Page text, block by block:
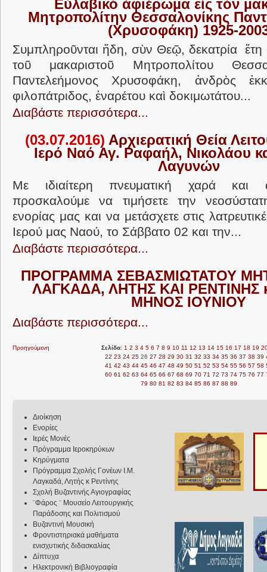
Εὐλαβικό ἀφιέρωµα εἰς τόν
Μητροπολίτην Θεσσαλονίκης
(Χρυσοφάκη) 1925-
Συμπληροῦνται ἤδη, σὺν Θεῷ, δεκατρία ἔτη
τοῦ μακαριστοῦ Μητροπολίτου
Παντελεήμονος Χρυσοφάκη, ἀνδρὸς
φιλοπάτριδος, ἐναρέτου καὶ δοκιμωτάτου...
Διαβάστε περισσότερα...
(03.07.2016) Αρχιερατική Θεία
Ιερό Ναό Αγ. Ραφαήλ, Νικολάου
Λαγυνών
Με ιδιαίτερη πνευματική χαρά και
προσκαλούμε να τιμήσετε την
ενορίας μας και να μετάσχετε στις
Ιερού μας Ναού, το Σάββατο 02 και την...
Διαβάστε περισσότερα...
ΠΡΟΓΡΑΜΜΑ ΣΕΒΑΣΜΙΩΤΑΤΟΥ
ΛΑΓΚΑΔΑ, ΛΗΤΗΣ ΚΑΙ ΡΕΝΤΙΝΗΣ
ΜΗΝΟΣ ΙΟΥΝΙΟΥ
Διαβάστε περισσότερα...
Προηγούμενη Σελίδα: 1 2 3 4 5 6 7 8 9 10 11 12 13 14 15 16 17 18 19
22 23 24 25 26 27 28 29 30 31 32 33 34 35 36 37 38 39
41 42 43 44 45 46 47 48 49 50 51 52 53 54 55 56 57 58
60 61 62 63 64 65 66 67 68 69 70 71 72 73 74 75 76 77
79 80 81 82 83 84 85 86 87 88 89
Διοίκηση
Ενορίες
Ιερές Μονές
Πρόγραμμα Ιεροκηρύκων
Κηρύγματα
Πρόγραμμα Σχολής Γονέων Ι.Μ.
Λαγκαδά, Λητής κ Ρεντίνης
Σχολή Βυζαντινής Αγιογραφίας
¨Φάρος ¨ Μουσείο Λειτουργικής
Παράδοσης και Πολιτισμού
Βυζαντινή Μουσική
Φροντιστηριακά μαθήματα
ενισχυτικής διδασκαλίας
Δίπτυχα
Ηλεκτρονική Βιβλιογραφία